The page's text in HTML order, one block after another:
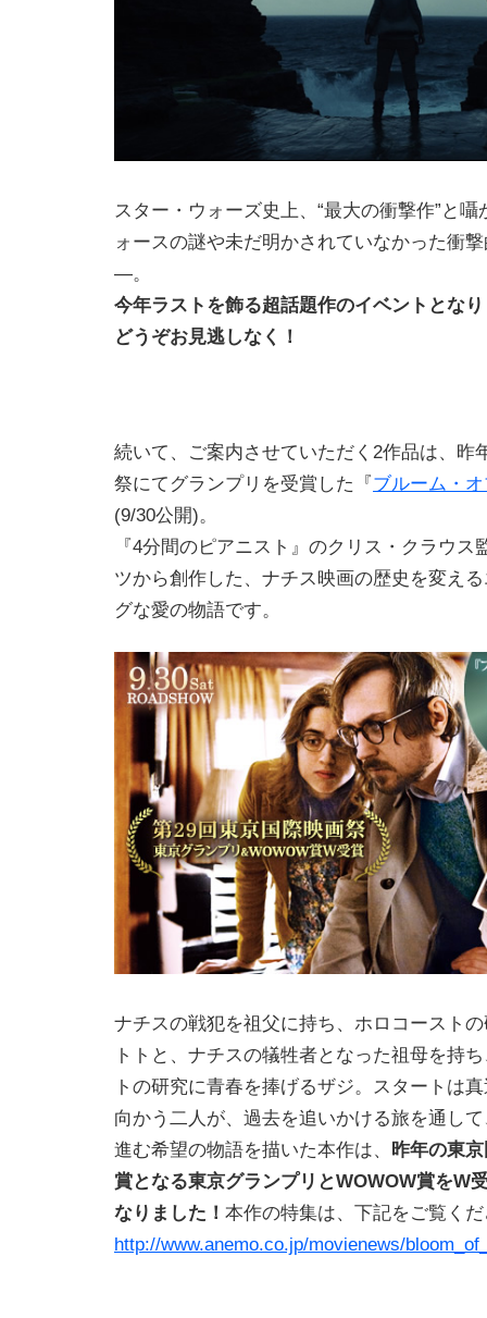
スター・ウォーズ史上、“最大の衝撃作”と
ォースの謎や未だ明かされていなかった衝
―。
今年ラストを飾る超話題作のイベントとな
どうぞお見逃しなく！
続いて、ご案内させていただく2作品は、昨
祭にてグランプリを受賞した『ブルーム・
(9/30公開)。
『4分間のピアニスト』のクリス・クラウス
ツから創作した、ナチス映画の歴史を変え
グな愛の物語です。
ナチスの戦犯を祖父に持ち、ホロコースト
トトと、ナチスの犠牲者となった祖母を持
トの研究に青春を捧げるザジ。スタートは
向かう二人が、過去を追いかける旅を通し
進む希望の物語を描いた本作は、 昨年の東
賞となる東京グランプリとWOWOW賞をW
なりました！ 本作の特集は、下記をご覧く
http://www.anemo.co.jp/movienews/